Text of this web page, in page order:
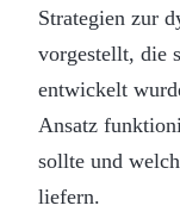
Strategien zur
vorgestellt, die
entwickelt
Ansatz
sollte und
liefern.